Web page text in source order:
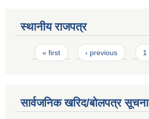
स्थानीय राजपत्र
Pages
« first ‹ previous 1
सार्वजनिक खरिद/बोलपत्र सूचना